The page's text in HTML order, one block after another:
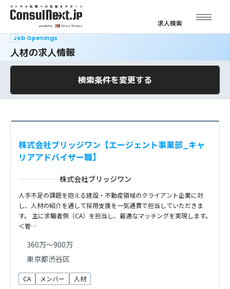
求人検索
Job Openings
人材の求人情報
検索条件を変更する
株式会社ブリッジワン【エージェント事業部_キャ
リアアドバイザー職】
株式会社ブリッジワン
人手不足の課題を抱える建設・不動産領域のクライアント企業に対
し、人材の紹介を通して採用支援を一気通貫で担当していただきま
す。 主に求職者側（CA）を担当し、最適なマッチングを実現します。
＜管…
360万〜900万
東京都渋谷区
CA メンバー 人材